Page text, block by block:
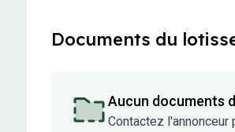
Documents du
Aucun documents
Contactez